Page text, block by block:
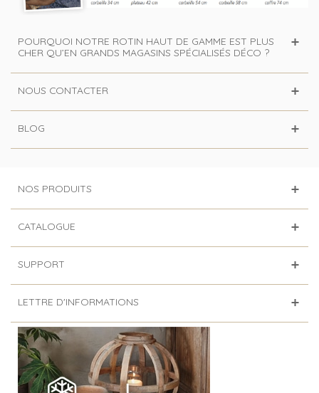
POURQUOI NOTRE ROTIN HAUT DE GAMME EST PLUS
CHER QU’EN GRANDS MAGASINS SPÉCIALISÉS DÉCO ?
NOUS CONTACTER
BLOG
NOS PRODUITS
CATALOGUE
SUPPORT
LETTRE D'INFORMATIONS